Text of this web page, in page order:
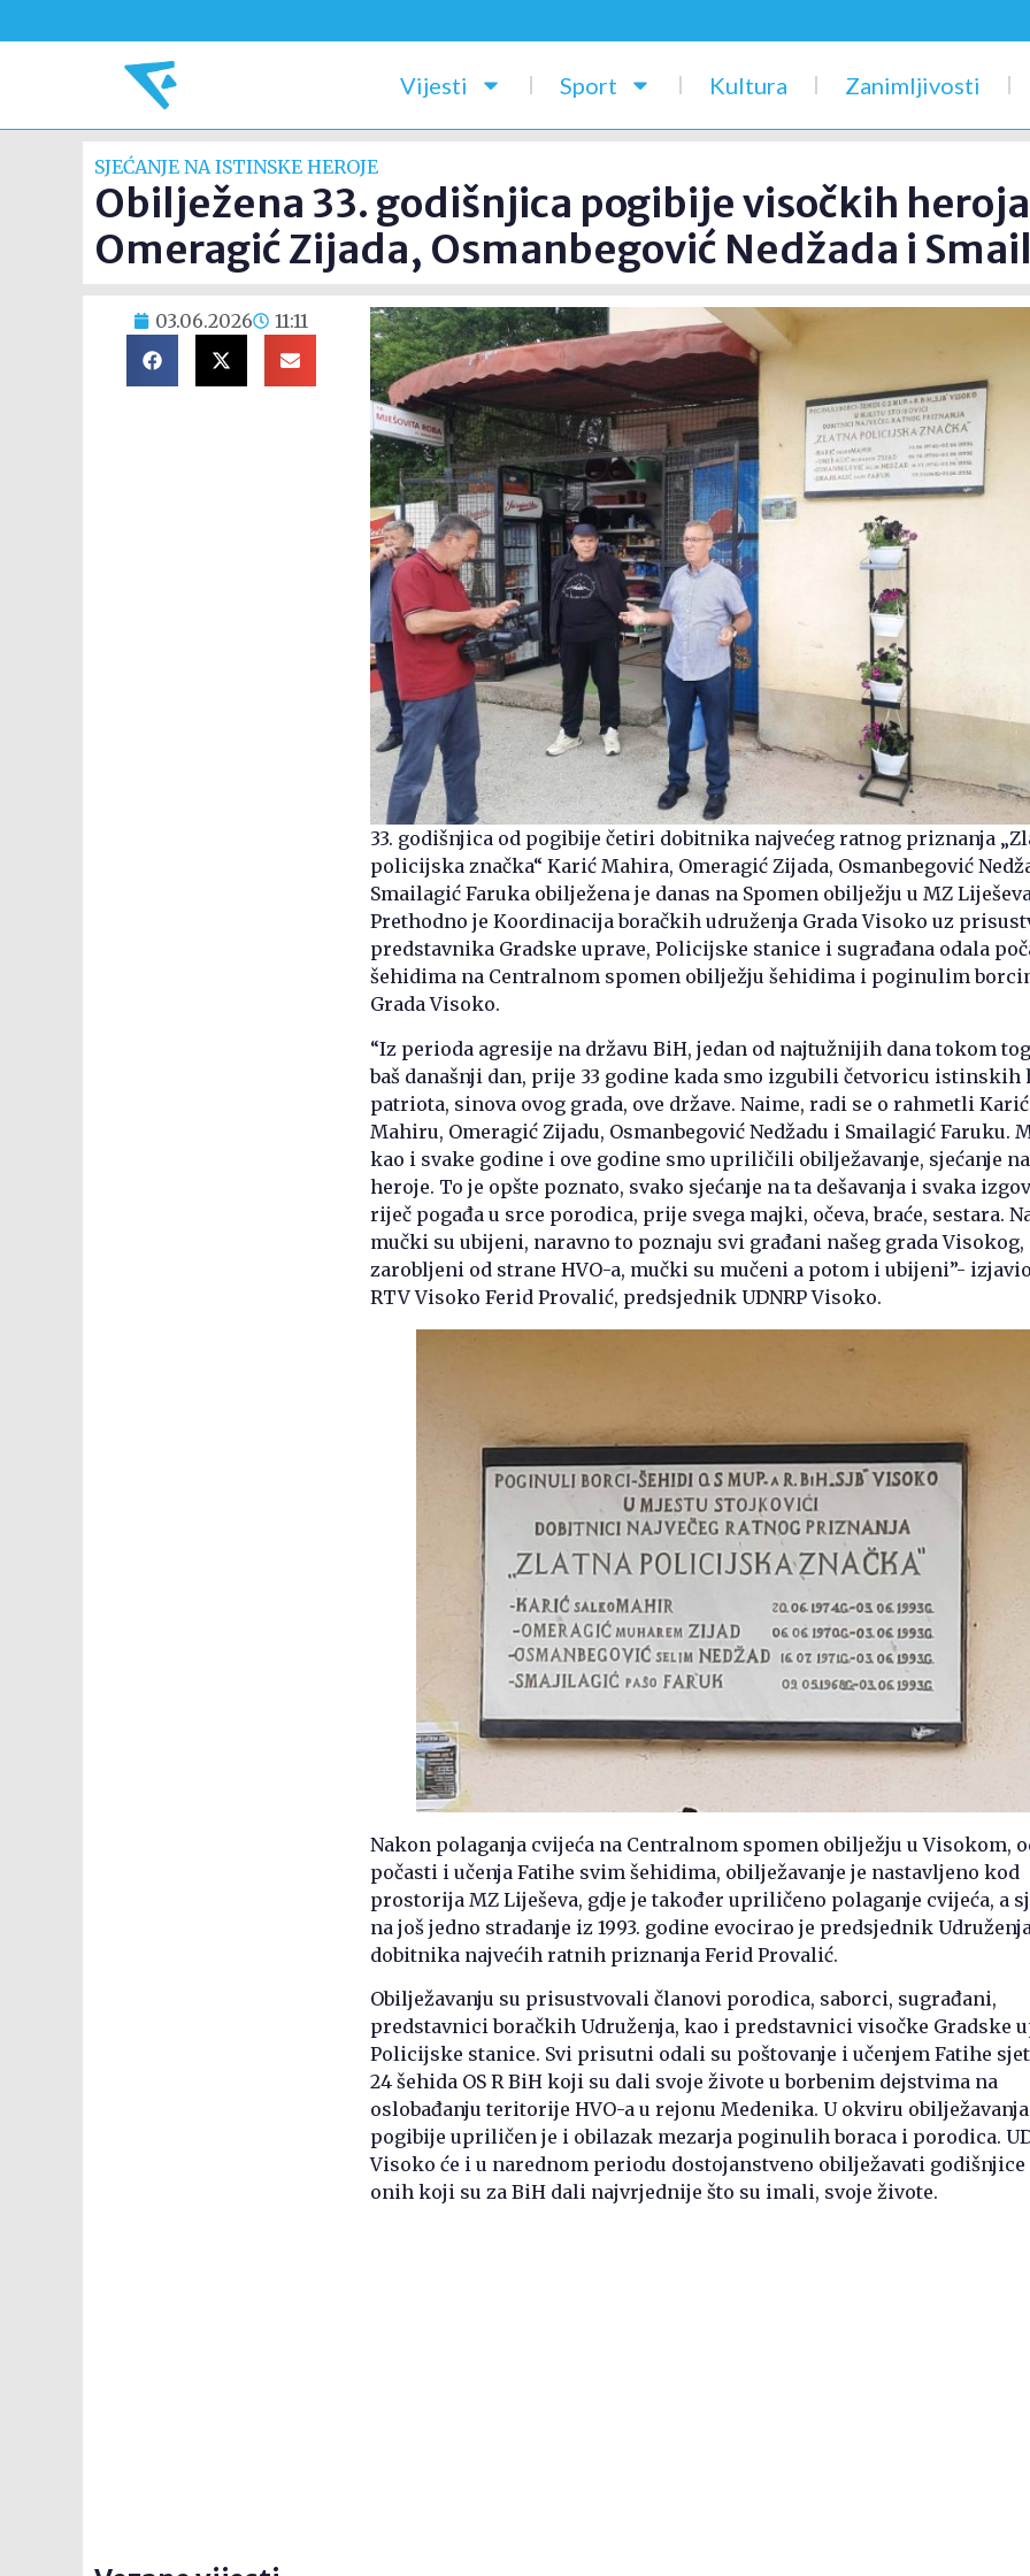
Vijesti Sport Kultura Zanimljivosti
SJEĆANJE NA ISTINSKE HEROJE
Obilježena 33. godišnjica pogibije visočkih
Omeragić Zijada, Osmanbegović Nedžada i
03.06.2026 11:11
33. godišnjica od pogibije četiri dobitnika najvećeg ratnog priznanja
policijska značka“ Karić Mahira, Omeragić Zijada, Osmanbegović
Smailagić Faruka obilježena je danas na Spomen obilježju u MZ
Prethodno je Koordinacija boračkih udruženja Grada Visoko uz
predstavnika Gradske uprave, Policijske stanice i sugrađana odala
šehidima na Centralnom spomen obilježju šehidima i poginulim
Grada Visoko.
“Iz perioda agresije na državu BiH, jedan od najtužnijih dana tokom
baš današnji dan, prije 33 godine kada smo izgubili četvoricu istinskih
patriota, sinova ovog grada, ove države. Naime, radi se o rahmetli Karić
Mahiru, Omeragić Zijadu, Osmanbegović Nedžadu i Smailagić Faruku.
kao i svake godine i ove godine smo upriličili obilježavanje, sjećanje
heroje. To je opšte poznato, svako sjećanje na ta dešavanja i svaka
riječ pogađa u srce porodica, prije svega majki, očeva, braće, sestara.
mučki su ubijeni, naravno to poznaju svi građani našeg grada Visokog,
zarobljeni od strane HVO-a, mučki su mučeni a potom i ubijeni”-
RTV Visoko Ferid Provalić, predsjednik UDNRP Visoko.
Nakon polaganja cvijeća na Centralnom spomen obilježju u Visokom,
počasti i učenja Fatihe svim šehidima, obilježavanje je nastavljeno kod
prostorija MZ Liješeva, gdje je također upriličeno polaganje cvijeća, a
na još jedno stradanje iz 1993. godine evocirao je predsjednik Udruženja
dobitnika najvećih ratnih priznanja Ferid Provalić.
Obilježavanju su prisustvovali članovi porodica, saborci, sugrađani,
predstavnici boračkih Udruženja, kao i predstavnici visočke Gradske
Policijske stanice. Svi prisutni odali su poštovanje i učenjem Fatihe
24 šehida OS R BiH koji su dali svoje živote u borbenim dejstvima na
oslobađanju teritorije HVO-a u rejonu Medenika. U okviru
pogibije upriličen je i obilazak mezarja poginulih boraca i porodica.
Visoko će i u narednom periodu dostojanstveno obilježavati
onih koji su za BiH dali najvrjednije što su imali, svoje živote.